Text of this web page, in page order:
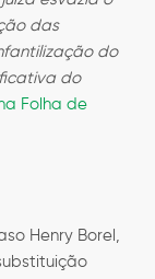
das
do
do
Folha de
Henry Borel,